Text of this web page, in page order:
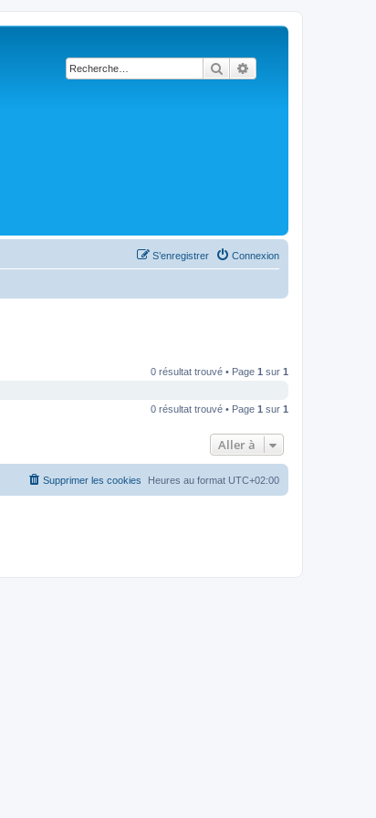
Rechercher
Connexion
S’enregistrer
0 résultat trouvé • Page 1 sur 1
0 résultat trouvé • Page 1 sur 1
Aller à
Heures au format UTC+02:00
Supprimer les cookies